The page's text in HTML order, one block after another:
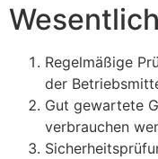
Regelmäßige
der
Gut gewartete
verbrauchen